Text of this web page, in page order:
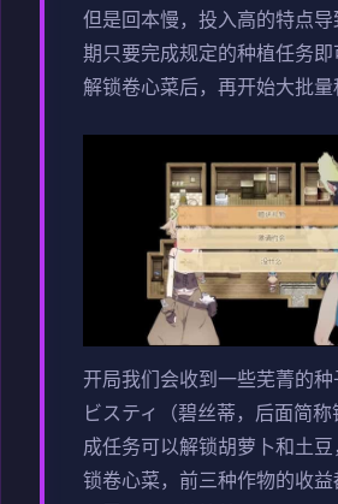
但是回本慢，投入高的特点
期只要完成规定的种植任务
解锁卷心菜后，再开始大批量
开局我们会收到一些芜菁的
ビスティ（碧丝蒂，后面简
成任务可以解锁胡萝卜和土
锁卷心菜，前三种作物的收益